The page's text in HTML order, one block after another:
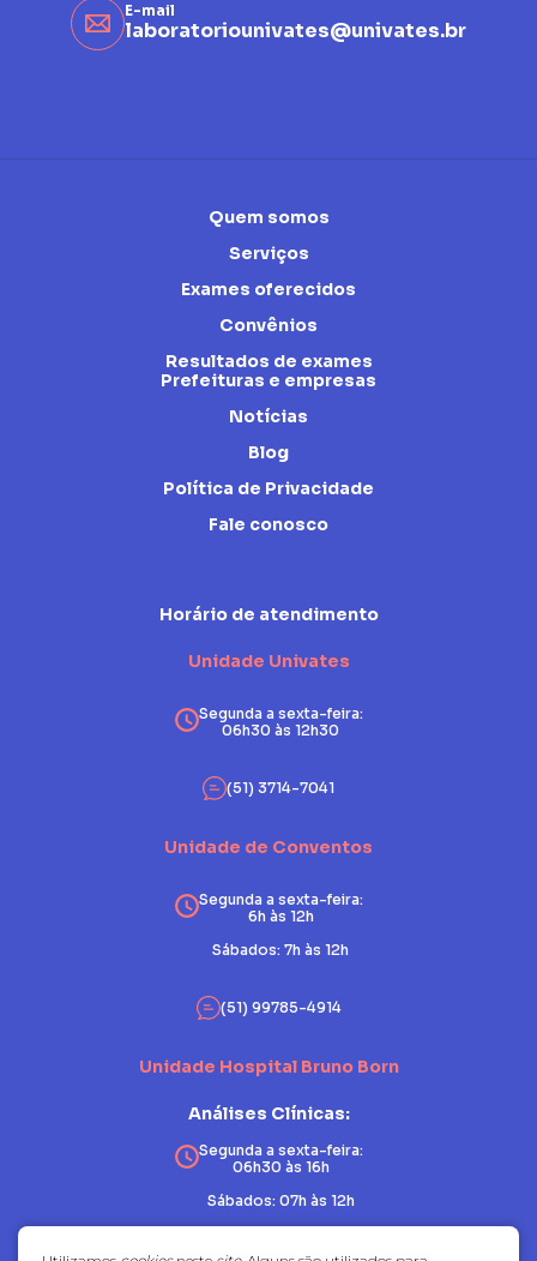
E-mail
laboratoriounivates@univates.br
Quem somos
Serviços
Exames oferecidos
Convênios
Resultados de exames
Prefeituras e empresas
Notícias
Blog
Política de Privacidade
Fale conosco
Horário de atendimento
Unidade Univates
Segunda a sexta-feira:
06h30 às 12h30
(51) 3714-7041
Unidade de Conventos
Segunda a sexta-feira:
6h às 12h
Sábados: 7h às 12h
(51) 99785-4914
Unidade Hospital Bruno Born
Análises Clínicas:
Segunda a sexta-feira:
06h30 às 16h
Sábados: 07h às 12h
Patologia: